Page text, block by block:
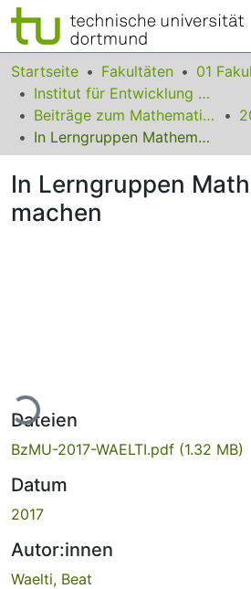
Bereiche & Sammlungen
Das gesamte Repositorium
Statistiken
FAQ
Leitlinien
Startseite Fakultäten
Institut für Entwicklung und Erforschung des Mathematikunterrichts
Beiträge zum Mathematikunterricht
In Lerngruppen Mathematik machen
In Lerngruppen
machen
Dateien
BzMU-2017-WAELTI.pdf (1.32 MB)
Datum
2017
Autor:innen
Waelti, Beat